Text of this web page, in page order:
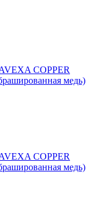
COPPER
медь)
COPPER
медь)